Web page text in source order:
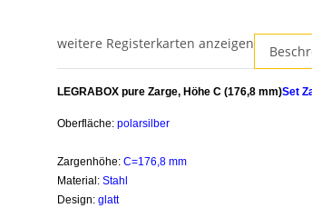
weitere Registerkarten anzeigen
LEGRABOX pure Zarge, Höhe C (176,8 mm)Set
Oberfläche: polarsilber
Zargenhöhe: C=176,8 mm
Material: Stahl
Design: glatt